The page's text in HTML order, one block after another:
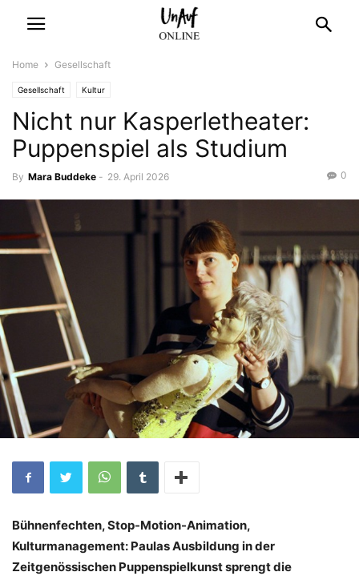
Home Gesellschaft
Gesellschaft Kultur
Nicht nur Kasperletheater:
Puppenspiel als Studium
By Mara Buddeke - 29. April 2026 0
Bühnenfechten, Stop-Motion-Animation,
Kulturmanagement: Paulas Ausbildung in der
Zeitgenössischen Puppenspielkunst sprengt die